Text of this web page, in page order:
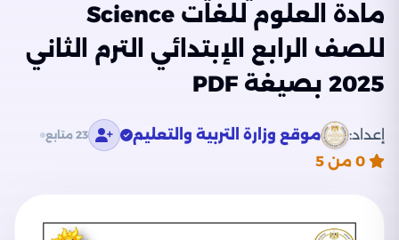
مادة العلوم للغات Science
للصف الرابع الإبتدائي الترم الثاني
2025 بصيغة PDF
إعداد: موقع وزارة التربية والتعليم 23 متابع
0 من 5